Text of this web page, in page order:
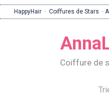
HappyHair · Coiffures de Stars ·
Coiffure de